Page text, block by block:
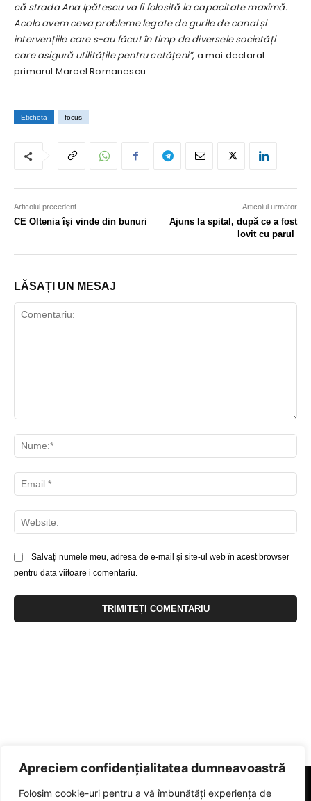
Apreciem confidențialitatea dumneavoastră
Folosim cookie-uri pentru a vă îmbunătăți experiența de
că strada Ana Ipătescu va fi folosită la capacitate maximă.
Acolo avem ceva probleme legate de gurile de canal și
intervențiile care s-au făcut în timp de diversele societăți
care asigură utilitățile pentru cetățeni”, a mai declarat
primarul Marcel Romanescu.
Eticheta focus
Articolul precedent
CE Oltenia își vinde din bunuri
Articolul următor
Ajuns la spital, după ce a fost
lovit cu parul
LĂSAȚI UN MESAJ
Salvați numele meu, adresa de e-mail și site-ul web în acest browser
pentru data viitoare i comentariu.